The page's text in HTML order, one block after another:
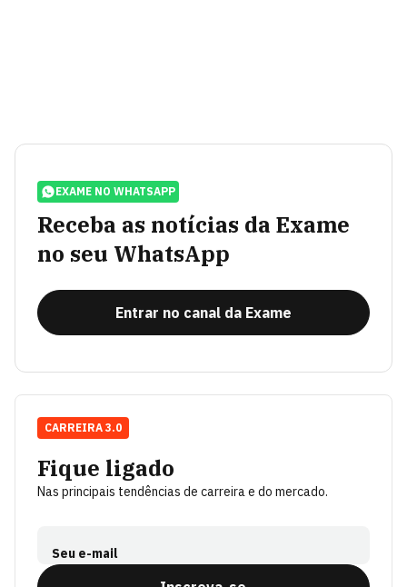
EXAME NO WHATSAPP
Receba as notícias da Exame
no seu WhatsApp
Entrar no canal da Exame
Fique ligado
Nas principais tendências de carreira e do mercado.
Seu e-mail
CARREIRA 3.0